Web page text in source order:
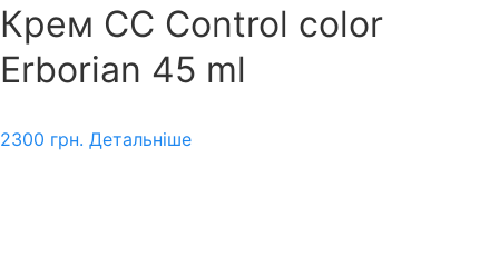
Крем СС Control color
Erborian 45 ml
2300 грн. Детальніше